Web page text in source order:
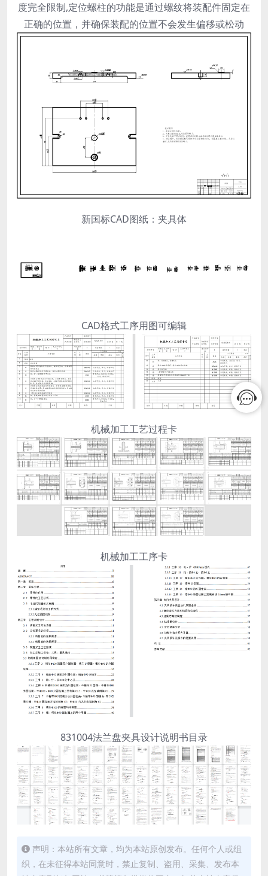
度完全限制,定位螺柱的功能是通过螺纹将装配件固定在
正确的位置，并确保装配的位置不会发生偏移或松动
新国标CAD图纸：夹具体
CAD格式工序用图可编辑
机械加工工艺过程卡
机械加工工序卡
831004法兰盘夹具设计说明书目录
声明：本站所有文章，均为本站原创发布。任何个人或组
织，在未征得本站同意时，禁止复制、盗用、采集、发布本